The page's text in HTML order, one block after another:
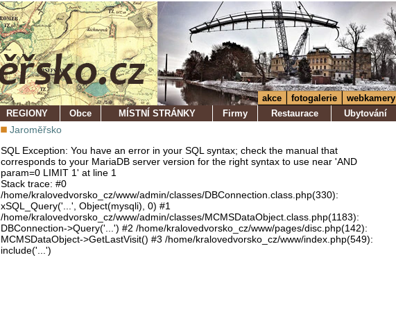
akce fotogalerie
webkamery
REGIONY
Obce MÍSTNÍ STRÁNKY Firmy Restaurace Ubytování
Jaroměřsko
SQL Exception: You have an error in your SQL syntax; check the manual that
corresponds to your MariaDB server version for the right syntax to use near 'AND
param=0 LIMIT 1' at line 1
Stack trace: #0
/home/kralovedvorsko_cz/www/admin/classes/DBConnection.class.php(330):
xSQL_Query('...', Object(mysqli), 0) #1
/home/kralovedvorsko_cz/www/admin/classes/MCMSDataObject.class.php(1183):
DBConnection->Query('...') #2 /home/kralovedvorsko_cz/www/pages/disc.php(142):
MCMSDataObject->GetLastVisit() #3 /home/kralovedvorsko_cz/www/index.php(549):
include('...')